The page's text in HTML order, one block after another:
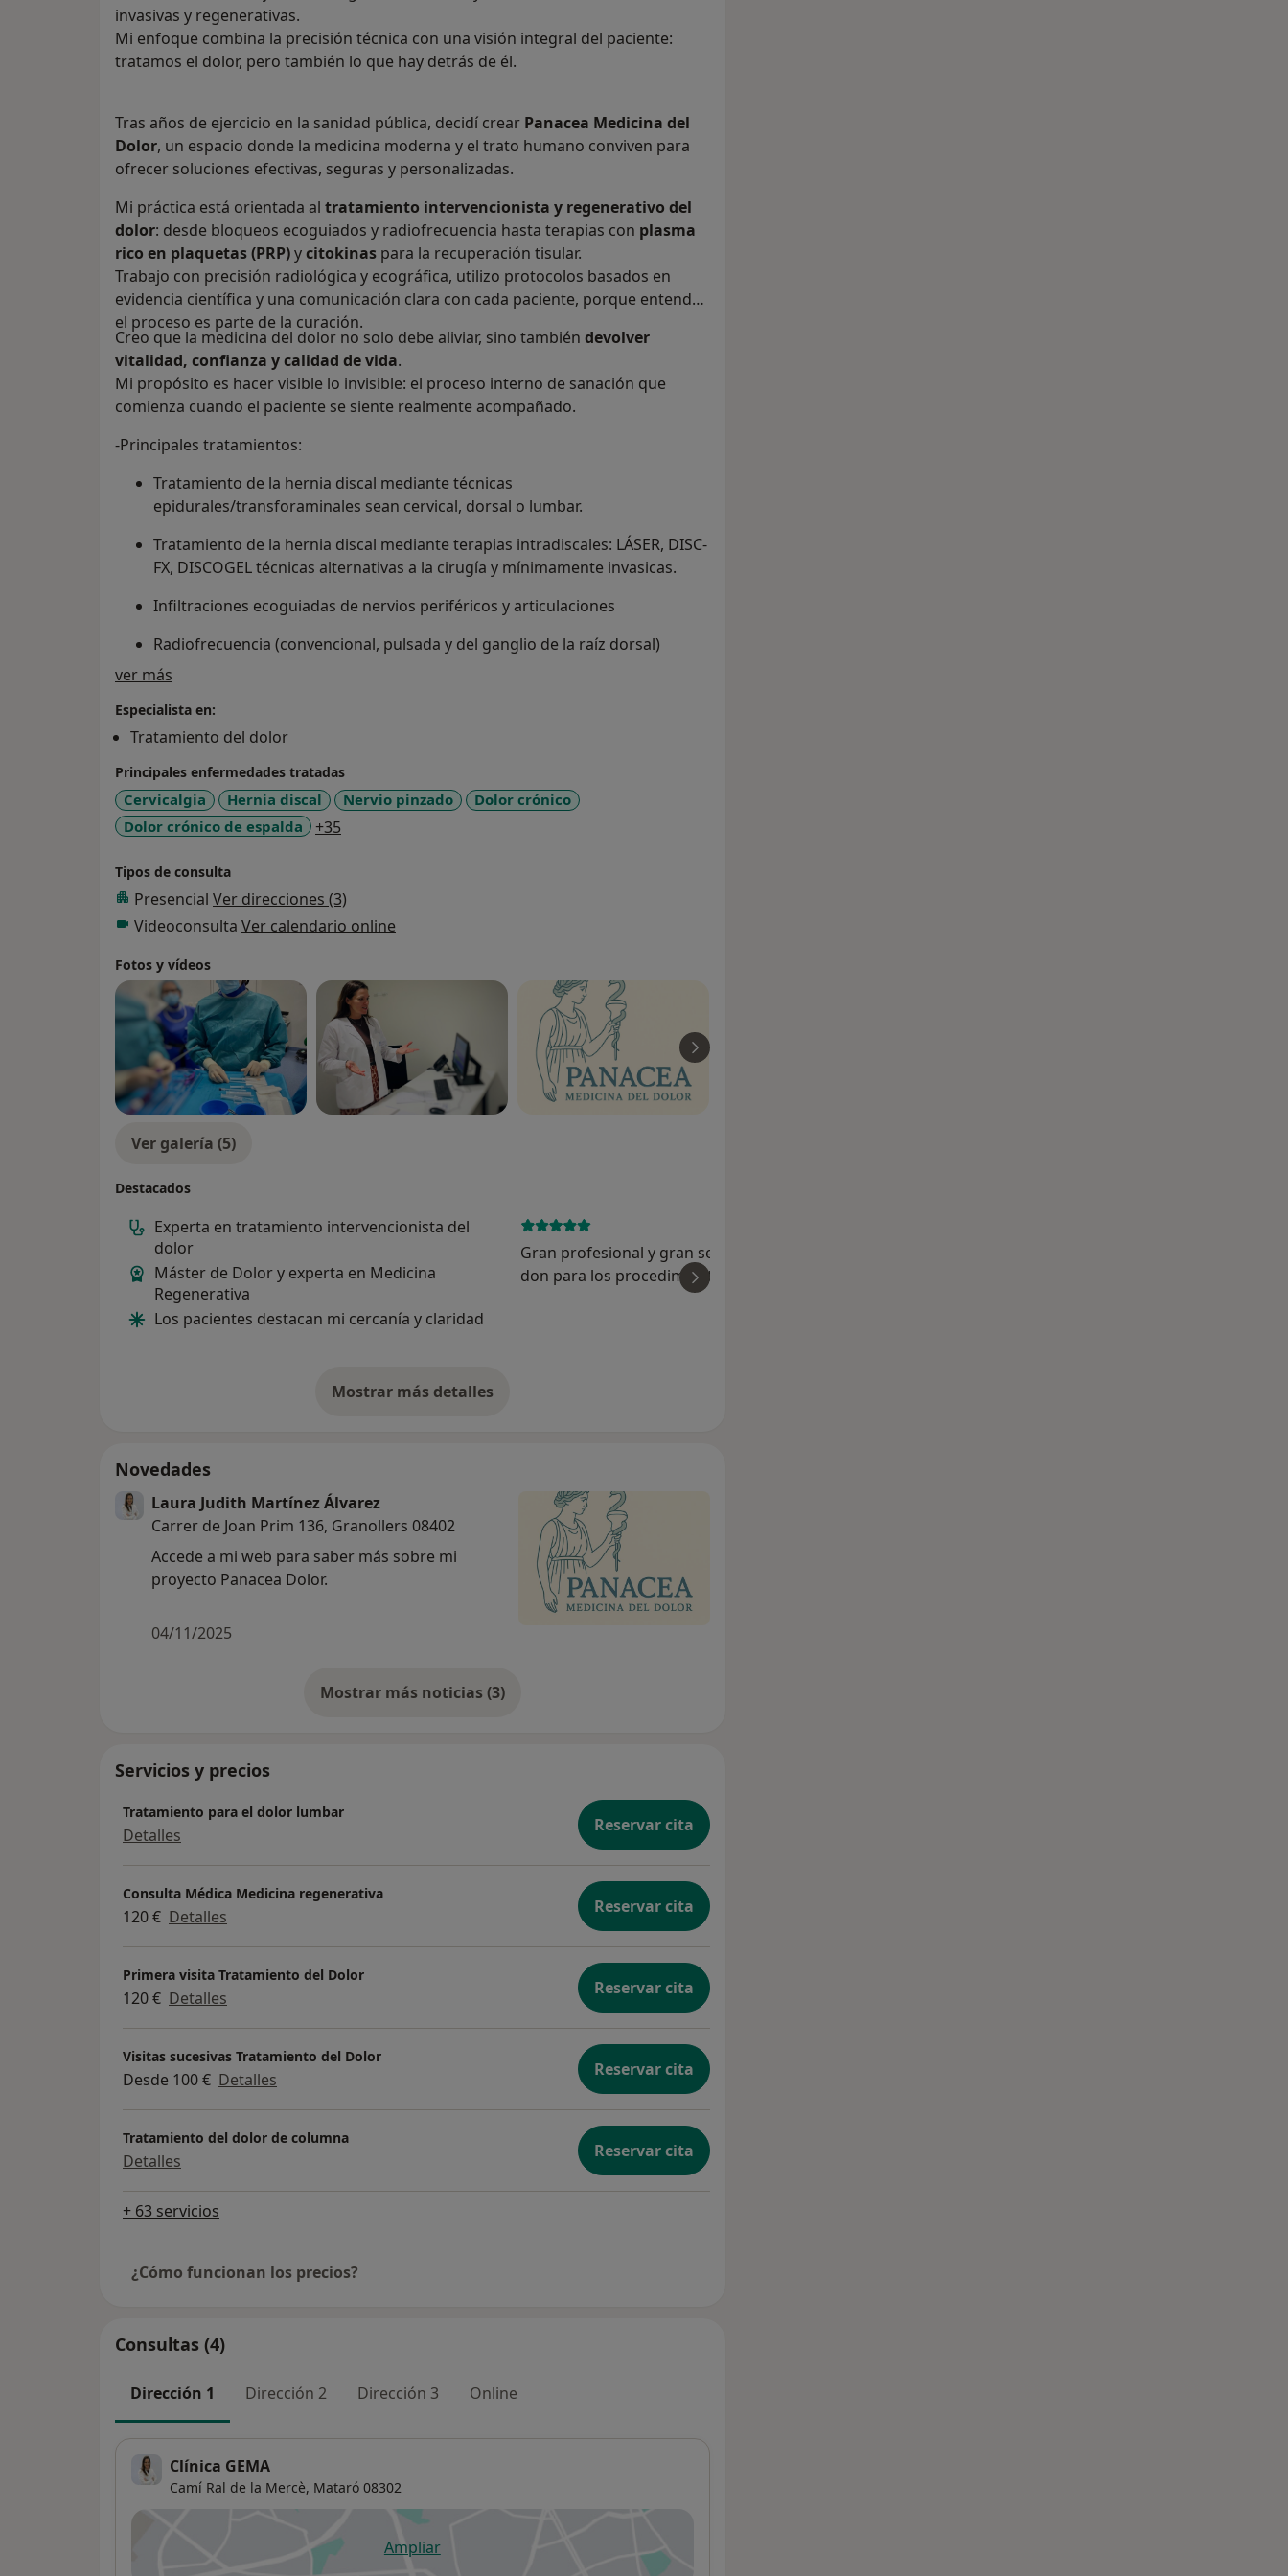
invasivas y regenerativas.
Mi enfoque combina la precisión técnica con una visión integral del paciente:
tratamos el dolor, pero también lo que hay detrás de él.
Tras años de ejercicio en la sanidad pública, decidí crear Panacea Medicina del
Dolor, un espacio donde la medicina moderna y el trato humano conviven para
ofrecer soluciones efectivas, seguras y personalizadas.
Mi práctica está orientada al tratamiento intervencionista y regenerativo del
dolor: desde bloqueos ecoguiados y radiofrecuencia hasta terapias con plasma
rico en plaquetas (PRP)ycitokinas para la recuperación tisular.
Trabajo con precisión radiológica y ecográfica, utilizo protocolos basados en
evidencia científica y una comunicación clara con cada paciente, porque entender
el proceso es parte de la curación.
Creo que la medicina del dolor no solo debe aliviar, sino también devolver
vitalidad, confianza y calidad de vida.
Mi propósito es hacer visible lo invisible: el proceso interno de sanación que
comienza cuando el paciente se siente realmente acompañado.
-Principales tratamientos:
Tratamiento de la hernia discal mediante técnicas
epidurales/transforaminales sean cervical, dorsal o lumbar.
Tratamiento de la hernia discal mediante terapias intradiscales: LÁSER, DISC-
FX, DISCOGEL técnicas alternativas a la cirugía y mínimamente invasicas.
Infiltraciones ecoguiadas de nervios periféricos y articulaciones
Radiofrecuencia (convencional, pulsada y del ganglio de la raíz dorsal)
Rizolisis cervical/lumbar
Tratamientos regenerativos con PRP y citokinas
Dolor miofascial y puntos gatillo
Neuralgias (pudenda, postherpética…)
Dolor pélvico crónico
Dolor postquirúrgico o postraumático
ver más
Especialista en:
Tratamiento del dolor
Principales enfermedades tratadas
Cervicalgia Hernia discal Nervio pinzado
Dolor crónico
Dolor crónico de espalda
+35
Tipos de consulta
Presencial Ver direcciones (3)
Videoconsulta Ver calendario online
Fotos y vídeos
Ver galería (5)
Destacados
Experta en tratamiento intervencionista del
dolor
Máster de Dolor y experta en Medicina
Regenerativa
Los pacientes destacan mi cercanía y claridad
Gran profesional y gran ser humano. Tiene un
don para los procedimientos, y su consejo
siempre es acertado. No me visitaré con nadie
Mostrar más detalles
sobre la experiencia
Novedades
Laura Judith Martínez Álvarez
Carrer de Joan Prim 136, Granollers 08402
Accede a mi web para saber más sobre mi
proyecto Panacea Dolor.
04/11/2025
Mostrar más noticias (3)
Servicios y precios
Tratamiento para el dolor lumbar
Detalles Reservar cita
Consulta Médica Medicina regenerativa
120 € Detalles Reservar cita
Primera visita Tratamiento del Dolor
120 € Detalles Reservar cita
Visitas sucesivas Tratamiento del Dolor
Desde 100 € Detalles Reservar cita
Tratamiento del dolor de columna
Detalles Reservar cita
+ 63 servicios
¿Cómo funcionan los precios?
Consultas (4)
Dirección 1 Dirección 2 Dirección 3 Online
Clínica GEMA
Camí Ral de la Mercè, Mataró 08302
Ampliarse abre en una nueva pestaña